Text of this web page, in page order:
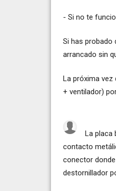
- Si no te
Si has probado
arrancado sin
La próxima vez
+ ventilador)
La placa
contacto
conector
destornillador